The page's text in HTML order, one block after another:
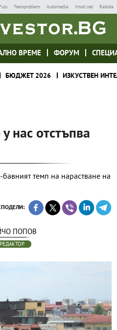
Teenproblem Automedia Imoti.net Rabota
ВРЕМЕ ФОРУМ
БЮДЖЕТ 2026 ИЗКУСТВЕН
нас отстъпва
темп на нарастване на
ПОПОВ
РЕДАКТОР